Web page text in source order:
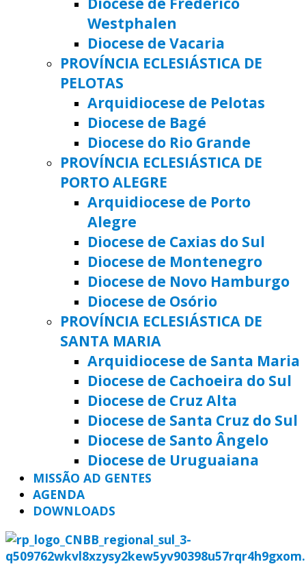
Westphalen
Diocese de Vacaria
PROVÍNCIA ECLESIÁSTICA DE
PELOTAS
Arquidiocese de Pelotas
Diocese de Bagé
Diocese do Rio Grande
PROVÍNCIA ECLESIÁSTICA DE
PORTO ALEGRE
Arquidiocese de Porto
Alegre
Diocese de Caxias do Sul
Diocese de Montenegro
Diocese de Novo Hamburgo
Diocese de Osório
PROVÍNCIA ECLESIÁSTICA DE
SANTA MARIA
Arquidiocese de Santa Maria
Diocese de Cachoeira do Sul
Diocese de Cruz Alta
Diocese de Santa Cruz do Sul
Diocese de Santo Ângelo
Diocese de Uruguaiana
MISSÃO AD GENTES
AGENDA
DOWNLOADS